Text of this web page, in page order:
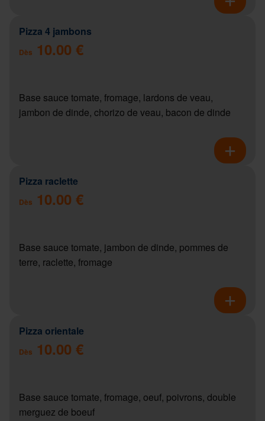
Pizza 4 jambons
Dès 10.00 €
Base sauce tomate, fromage, lardons de veau,
jambon de dinde, chorizo de veau, bacon de dinde
Pizza raclette
Dès 10.00 €
Base sauce tomate, jambon de dinde, pommes de
terre, raclette, fromage
Pizza orientale
Dès 10.00 €
Base sauce tomate, fromage, oeuf, poivrons, double
merguez de boeuf